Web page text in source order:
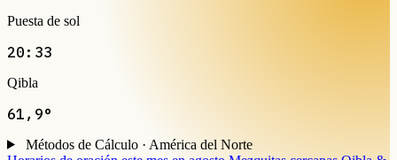
Puesta de sol
20:33
Qibla
61,9°
Métodos de Cálculo · América del Norte